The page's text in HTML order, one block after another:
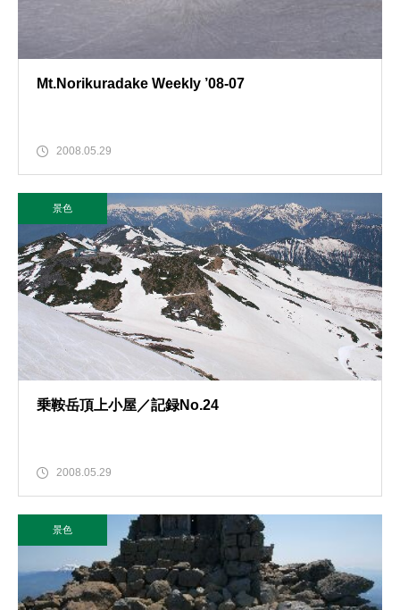
Mt.Norikuradake Weekly ’08-07
2008.05.29
景色
乗鞍岳頂上小屋／記録No.24
2008.05.29
景色